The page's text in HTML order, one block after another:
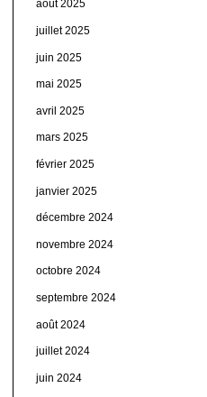
août 2025
juillet 2025
juin 2025
mai 2025
avril 2025
mars 2025
février 2025
janvier 2025
décembre 2024
novembre 2024
octobre 2024
septembre 2024
août 2024
juillet 2024
juin 2024